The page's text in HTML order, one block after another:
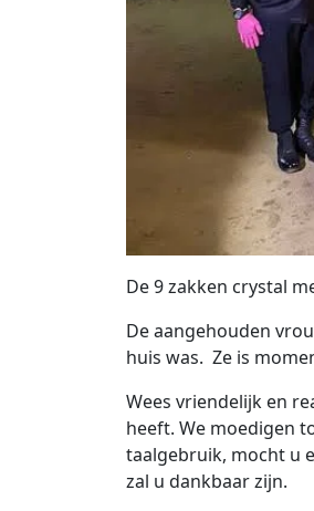
De 9 zakken crystal
De aangehouden
huis was. Ze is
Wees vriendelijk en
heeft. We moedigen
taalgebruik, mocht u
zal u dankbaar zijn.